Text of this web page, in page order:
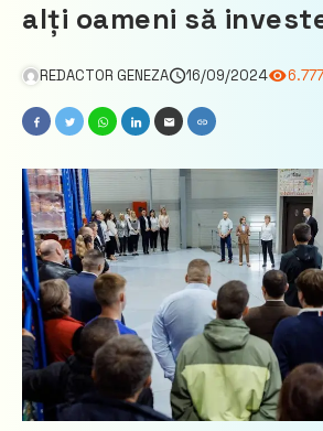
alți oameni să
REDACTOR GENEZA 16/09/2024 6.777